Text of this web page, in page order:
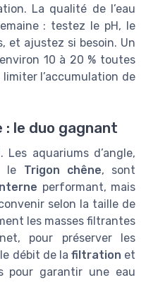
La qualité de l’eau
: testez le pH, le
et ajustez si besoin. Un
10 à 20 % toutes
l’accumulation de
le duo gagnant
aquariums d’angle,
le Trigon chêne, sont
performant, mais
selon la taille de
les masses filtrantes
pour préserver les
débit de la filtration et
pour garantir une eau